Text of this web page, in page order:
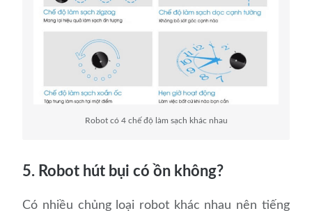
Robot có 4 chế độ làm sạch khác nhau
5. Robot hút bụi có ồn không?
Có nhiều chủng loại robot khác nhau nên tiếng